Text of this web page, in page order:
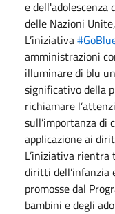
e dell'adolescenza
delle Nazioni
L’iniziativa
amministrazioni
illuminare di blu
significativo della
richiamare
sull’importanza di
applicazione ai
L’iniziativa rientra
diritti dell’infanzia
promosse dal
bambini e degli